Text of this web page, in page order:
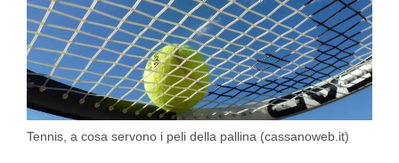
Tennis, a cosa servono i peli della pallina (cassanoweb.it)